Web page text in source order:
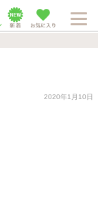
2020年1月10日